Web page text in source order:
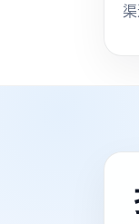
渠